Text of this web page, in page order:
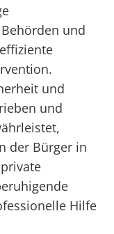
und
und
und
der Bürger in
Hilfe